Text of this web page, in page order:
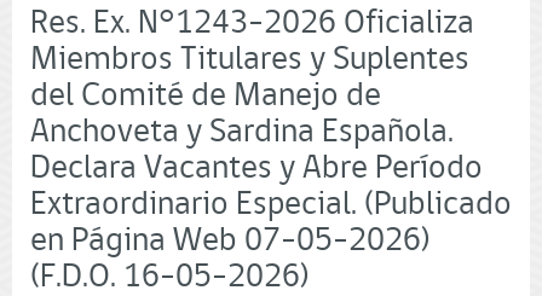
Acuicultura
Gobierno
de
Chile
Res. Ex. N°1243-2026 Oficializa
Miembros Titulares y Suplentes
del Comité de Manejo de
Anchoveta y Sardina Española.
Declara Vacantes y Abre Período
Extraordinario Especial. (Publicado
en Página Web 07-05-2026)
(F.D.O. 16-05-2026)